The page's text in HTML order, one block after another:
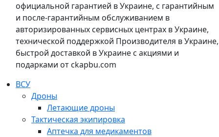
официальной гарантией в Украине, с гарантийным
и после-гарантийным обслуживанием в
авторизированных сервисных центрах в Украине,
технической поддержкой Производителя в Украине,
быстрой доставкой в Украине с акциями и
подарками от ckapbu.com
ВСУ
Дроны
Летающие дроны
Тактическая экипировка
Аптечка для медикаментов